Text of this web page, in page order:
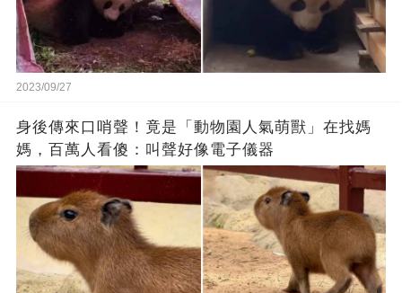
2023/09/27
身後傳來口哨聲！竟是「動物園人氣萌獸」在找媽
媽，百萬人看傻：叫聲好像電子儀器